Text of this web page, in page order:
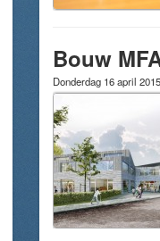
Bouw
Donderdag 16 april 2015